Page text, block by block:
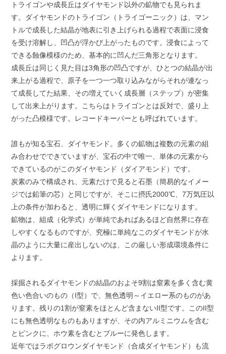
トライゴンや成長丘はダイヤモンド以外の鉱物でも見られま
す。ダイヤモンドのトライゴン（トライゴーニック）は、マン
トルで成長した結晶が地表に引き上げられる過程で表面に浸食
を受け溶解し、凹凸が浮かび上がったものです。浸食によって
できる蝕像模様のため、基本的に凹んだ三角形となります。
成長丘は同じく見た目は3角形の凹凸ですが、ひとつの結晶が出
来上がる過程で、原子を一つ一つ取り込みながらそれが連なっ
て成長してた結果、その増えていく成長層（ステップ）が密集
して出来上がります。こちらはトライゴンとは反対で、盛り上
がった凸模様です。レコードキーパーとも呼ばれています。
誰もが知る宝石、ダイヤモンド。多くの鉱物は複数の元素の組
み合わせでできていますが、宝石の中で唯一、単体の元素から
できているのがこのダイヤモンド（ダイアモンド）です。
炭素のみで構成され、元素だけで見ると石墨（簡易的なイメー
ジでは鉛筆の芯）と同じですが、そこに摂氏2000℃、7万気圧以
上の条件が加わると、透明に輝くダイヤモンドになります。
鉱物は、組成（化学式）が単純であればあるほど自然界に存在
しやすくなるものですが、究極に単純なこのダイヤモンドが水
晶のように大量に産出しないのは、この厳しい形成環境条件に
よります。
採掘されるダイヤモンドの結晶のおよそ9割は窒素を多く含む黄
色い色合いのもの（I型）で、無色透明～イエロー系のものがあ
ります。残りの1割が窒素をほとんど含まないII型です。このII型
にも無色透明なものもありますが、その内アルミニウムを含む
とピンクに、ホウ素を含むとブルーに発色します。
近年ではラボグロウンダイヤモンド（合成ダイヤモンド）も流